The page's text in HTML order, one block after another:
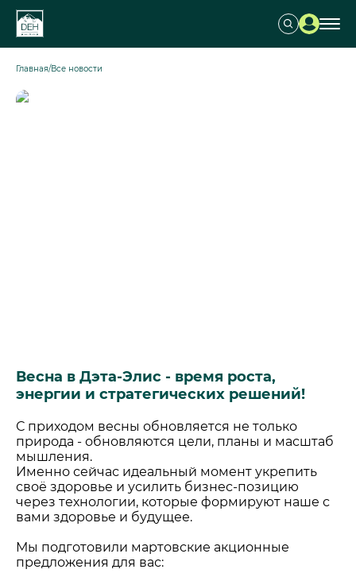
Главная/Все новости
Весна в Дэта-Элис - время роста,
энергии и стратегических решений!
С приходом весны обновляется не только
природа - обновляются цели, планы и масштаб
мышления.
Именно сейчас идеальный момент укрепить
своё здоровье и усилить бизнес-позицию
через технологии, которые формируют наше с
вами здоровье и будущее.
Мы подготовили мартовские акционные
предложения для вас: